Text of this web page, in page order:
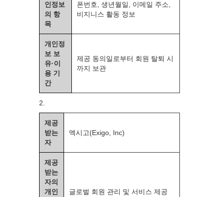
인정보
의 항
목
폰번호, 생년월일, 이메일 주소,
비지니스 활동 정보
개인정
보 보
유·이
용 기
간
제공 동의일로부터 회원 탈퇴 시
까지 보관
2.
제공
받는
자
엑시고(Exigo, Inc)
제공
받는
자의
개인
글로벌 회원 관리 및 서비스 제공